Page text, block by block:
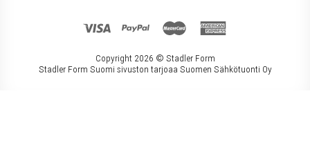
Copyright 2026 © Stadler Form
Stadler Form Suomi sivuston tarjoaa Suomen Sähkötuonti Oy